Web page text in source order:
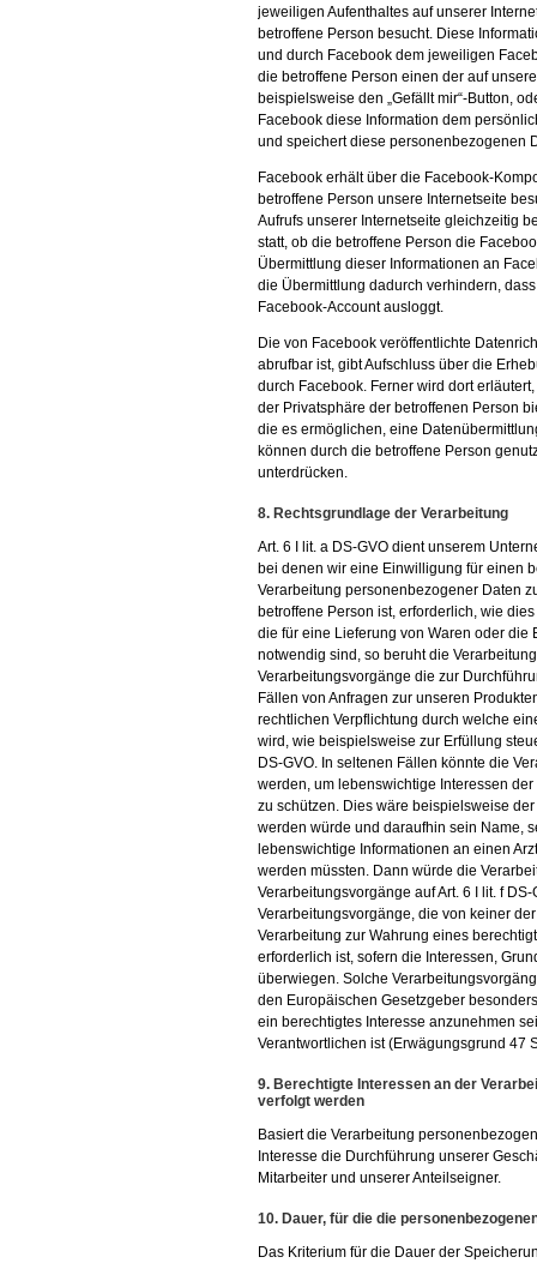
jeweiligen Aufenthaltes auf unserer
betroffene Person besucht. Diese
und durch Facebook dem jeweiligen
die betroffene Person einen der auf
beispielsweise den „Gefällt mir“-Button,
Facebook diese Information dem
und speichert diese personenbezogenen
Facebook erhält über die Facebook-
betroffene Person unsere Internetseite
Aufrufs unserer Internetseite gleichzeitig
statt, ob die betroffene Person die
Übermittlung dieser Informationen an
die Übermittlung dadurch verhindern,
Facebook-Account ausloggt.
Die von Facebook veröffentlichte
abrufbar ist, gibt Aufschluss über die
durch Facebook. Ferner wird dort
der Privatsphäre der betroffenen Person
die es ermöglichen, eine
können durch die betroffene Person
unterdrücken.
8. Rechtsgrundlage der Verarbeitung
Art. 6 I lit. a DS-GVO dient unserem
bei denen wir eine Einwilligung für einen
Verarbeitung personenbezogener Daten
betroffene Person ist, erforderlich, wie
die für eine Lieferung von Waren oder
notwendig sind, so beruht die
Verarbeitungsvorgänge die zur
Fällen von Anfragen zur unseren
rechtlichen Verpflichtung durch welche
wird, wie beispielsweise zur Erfüllung
DS-GVO. In seltenen Fällen könnte die
werden, um lebenswichtige Interessen
zu schützen. Dies wäre beispielsweise
werden würde und daraufhin sein Name,
lebenswichtige Informationen an einen
werden müssten. Dann würde die
Verarbeitungsvorgänge auf Art. 6 I lit. f
Verarbeitungsvorgänge, die von keiner
Verarbeitung zur Wahrung eines
erforderlich ist, sofern die Interessen,
überwiegen. Solche
den Europäischen Gesetzgeber
ein berechtigtes Interesse anzunehmen
Verantwortlichen ist (Erwägungsgrund 47
9. Berechtigte Interessen an der
verfolgt werden
Basiert die Verarbeitung
Interesse die Durchführung unserer
Mitarbeiter und unserer Anteilseigner.
10. Dauer, für die die
Das Kriterium für die Dauer der